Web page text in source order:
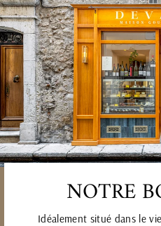
NOTRE
Idéalement situé dans le